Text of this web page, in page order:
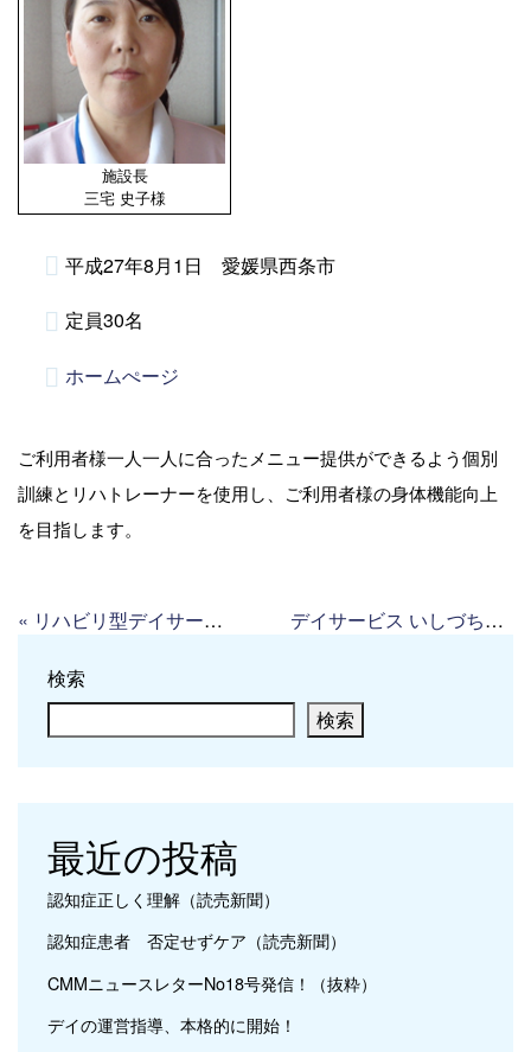
施設長
三宅 史子様
平成27年8月1日 愛媛県西条市
定員30名
ホームぺージ
ご利用者様一人一人に合ったメニュー提供ができるよう個別
訓練とリハトレーナーを使用し、ご利用者様の身体機能向上
を目指します。
« リハビリ型デイサービス ヒューマニー デイサービス いしづちの湯
検索
検索
最近の投稿
認知症正しく理解（読売新聞）
認知症患者 否定せずケア（読売新聞）
CMMニュースレターNo18号発信！（抜粋）
デイの運営指導、本格的に開始！